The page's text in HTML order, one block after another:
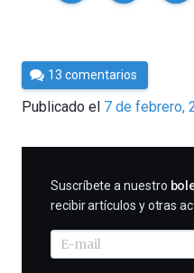
Por
Cultura
Cientifica
13 comentarios
Publicado el 7 de febrero,
SUSCRIBIRME
Suscríbete a nuestro
recibir artículos y otras